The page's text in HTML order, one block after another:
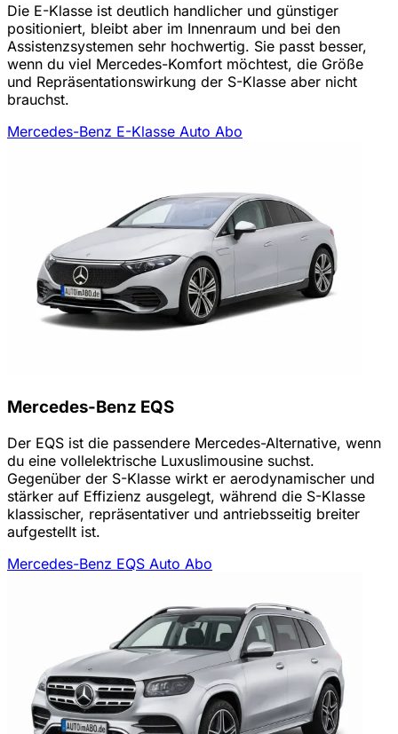
Die E-Klasse ist deutlich handlicher und günstiger
positioniert, bleibt aber im Innenraum und bei den
Assistenzsystemen sehr hochwertig. Sie passt besser,
wenn du viel Mercedes-Komfort möchtest, die Größe
und Repräsentationswirkung der S-Klasse aber nicht
brauchst.
Mercedes-Benz E-Klasse Auto Abo
Mercedes-Benz EQS
Der EQS ist die passendere Mercedes-Alternative, wenn
du eine vollelektrische Luxuslimousine suchst.
Gegenüber der S-Klasse wirkt er aerodynamischer und
stärker auf Effizienz ausgelegt, während die S-Klasse
klassischer, repräsentativer und antriebsseitig breiter
aufgestellt ist.
Mercedes-Benz EQS Auto Abo